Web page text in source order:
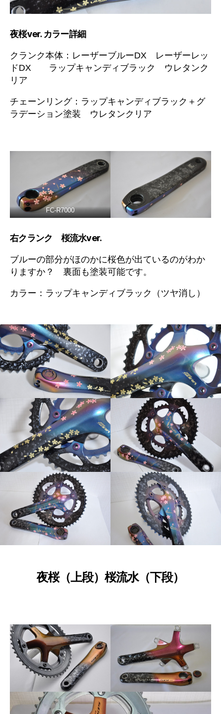
夜桜ver. カラー詳細
クランク本体：レーザーブルーDX レーザーレッ
ドDX ラップキャンディブラック ウレタンク
リア
チェーンリング：ラップキャンディブラック＋グ
ラデーション塗装 ウレタンクリア
FC-R7000
右クランク 桜流水ver.
ブルーの部分がほのかに桜色が出ているのがわか
りますか？ 裏面も塗装可能です。
カラー：ラップキャンディブラック（ツヤ消し）
夜桜（上段）桜流水（下段）